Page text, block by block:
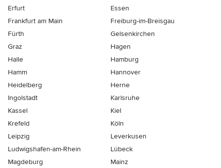
Erfurt
Essen
Frankfurt am Main
Freiburg-im-Breisgau
Fürth
Gelsenkirchen
Graz
Hagen
Halle
Hamburg
Hamm
Hannover
Heidelberg
Herne
Ingolstadt
Karlsruhe
Kassel
Kiel
Krefeld
Köln
Leipzig
Leverkusen
Ludwigshafen-am-Rhein
Lübeck
Magdeburg
Mainz